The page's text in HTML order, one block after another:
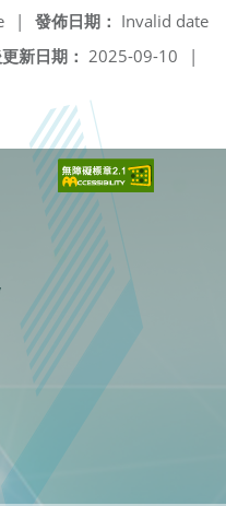
發佈日期： Invalid date
|
新日期： 2025-09-10 |